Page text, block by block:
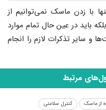
با زدن ماسک نمی‌توانیم از
باید در عین حال تمام موارد
سایر تذکرات لازم را انجام
مرتبط
از ماسک
کنترل سلامتی